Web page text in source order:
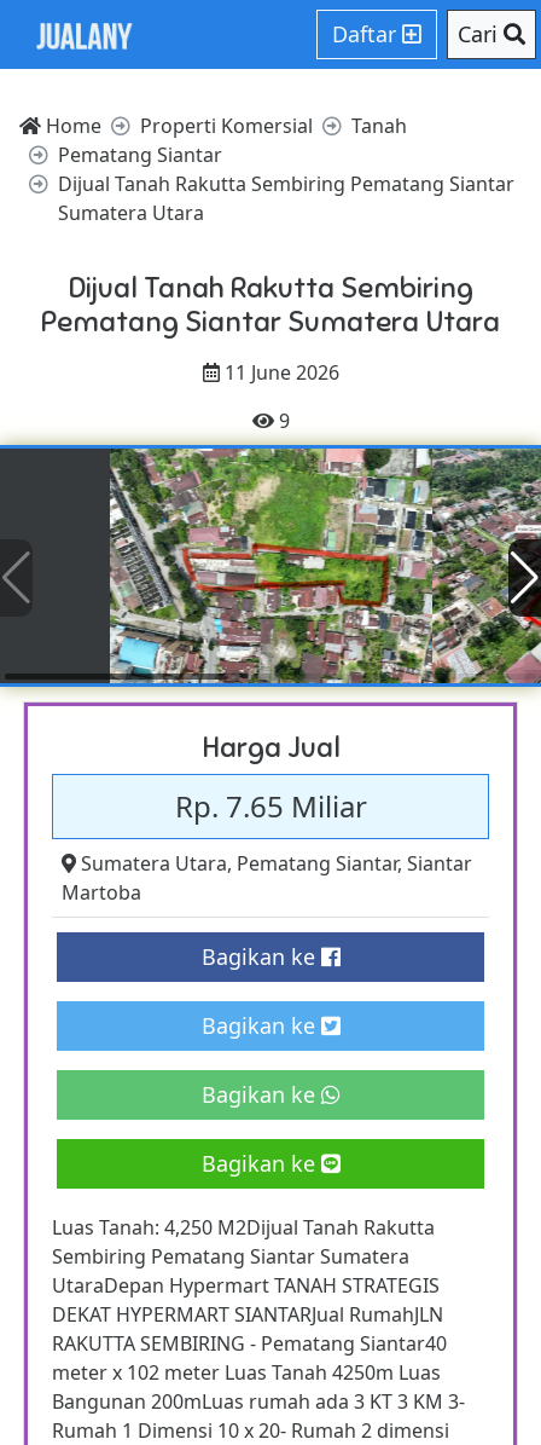
Daftar Cari
Home Properti Komersial
Tanah
Pematang Siantar
Dijual Tanah Rakutta Sembiring Pematang Siantar
Sumatera Utara
Dijual Tanah Rakutta Sembiring
Pematang Siantar Sumatera Utara
11 June 2026
9
Harga Jual
Rp. 7.65 Miliar
Sumatera Utara, Pematang Siantar, Siantar
Martoba
Bagikan ke
Bagikan ke
Bagikan ke
Bagikan ke
Luas Tanah: 4,250 M2Dijual Tanah Rakutta
Sembiring Pematang Siantar Sumatera
UtaraDepan Hypermart TANAH STRATEGIS
DEKAT HYPERMART SIANTARJual RumahJLN
RAKUTTA SEMBIRING - Pematang Siantar40
meter x 102 meter Luas Tanah 4250m Luas
Bangunan 200mLuas rumah ada 3 KT 3 KM 3-
Rumah 1 Dimensi 10 x 20- Rumah 2 dimensi